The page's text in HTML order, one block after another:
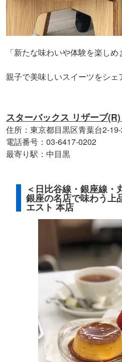
「新たな味わいや体験を楽しめ
親子で美味しいスイーツをシェ
スターバックス リザーブ
住所：東京都目黒区青葉台2-
電話番号：03-6417-0202
最寄り駅：中目黒
＜日比谷線・銀座線
銀座の名店で味わう上
エスト 本店